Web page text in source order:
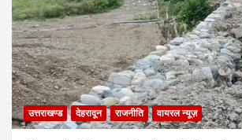
उत्तराखण्ड देहरादून राजनीति वायरल न्यूज़